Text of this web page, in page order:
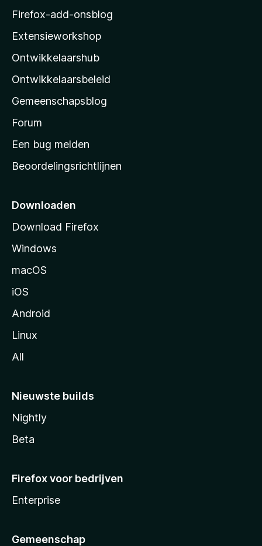
z
l
l
a
s
s
t
r
p
g
i
Firefox-add-onsblog
Extensieworkshop
Ontwikkelaarshub
Ontwikkelaarsbeleid
Gemeenschapsblog
Forum
Een bug melden
Beoordelingsrichtlijnen
Downloaden
Download Firefox
Windows
macOS
iOS
Android
Linux
All
Nieuwste builds
Nightly
Beta
Firefox voor bedrijven
Enterprise
Gemeenschap